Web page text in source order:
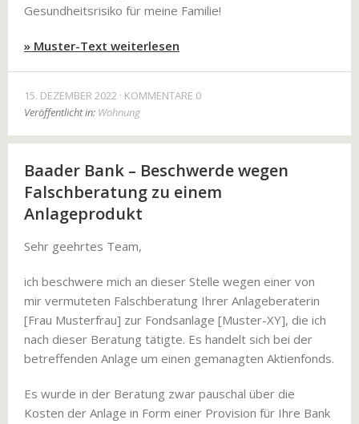
Gesundheitsrisiko für meine Familie!
» Muster-Text weiterlesen
15. DEZEMBER 2022 KOMMENTARE 0
Veröffentlicht in: Wohnung
Baader Bank – Beschwerde wegen
Falschberatung zu einem
Anlageprodukt
Sehr geehrtes Team,
ich beschwere mich an dieser Stelle wegen einer von
mir vermuteten Falschberatung Ihrer Anlageberaterin
[Frau Musterfrau] zur Fondsanlage [Muster-XY], die ich
nach dieser Beratung tätigte. Es handelt sich bei der
betreffenden Anlage um einen gemanagten Aktienfonds.
Es wurde in der Beratung zwar pauschal über die
Kosten der Anlage in Form einer Provision für Ihre Bank